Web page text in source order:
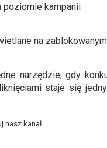
poziomie kampanii
na
narzędzie, gdy
staje się
nasz kanał